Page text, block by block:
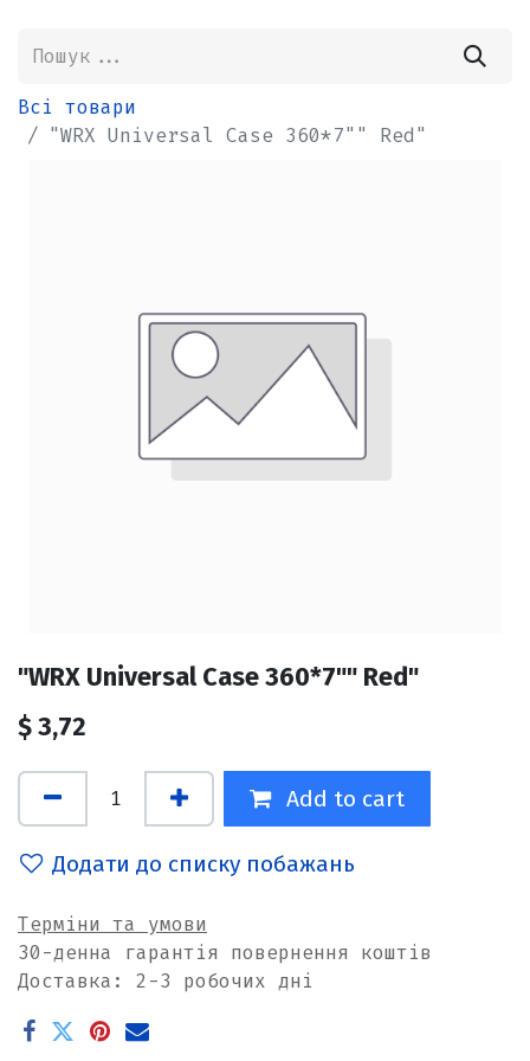
Всі товари
"WRX Universal Case 360*7"" Red"
"WRX Universal Case 360*7"" Red"
$3,72
Add to cart
Додати до списку побажань
Терміни та умови
30-денна гарантія повернення коштів
Доставка: 2-3 робочих дні